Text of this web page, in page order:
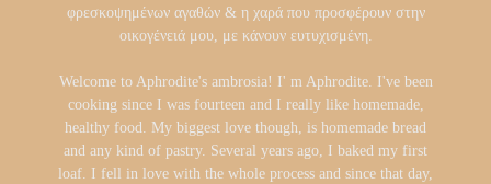
φρεσκοψημένων αγαθών & η χαρά που προσφέρουν στην
οικογένειά μου, με κάνουν ευτυχισμένη.
Welcome to Aphrodite's ambrosia! I' m Aphrodite. I've been
cooking since I was fourteen and I really like homemade,
healthy food. My biggest love though, is homemade bread
and any kind of pastry. Several years ago, I baked my first
loaf. I fell in love with the whole process and since that day,